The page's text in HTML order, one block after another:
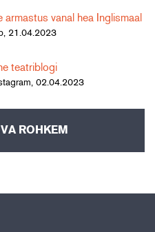
vanal hea Inglismaal
21.04.2023
teatriblogi
02.04.2023
ROHKEM